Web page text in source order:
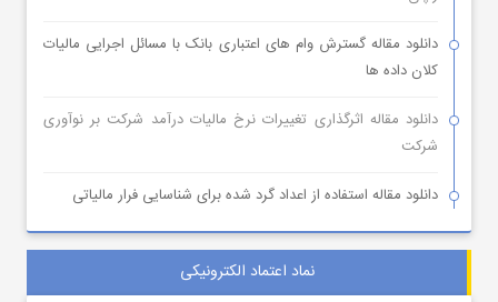
دانلود مقاله گسترش وام های اعتباری بانک با مسائل اجرایی مالیات
کلان داده ها
دانلود مقاله اثرگذاری تغییرات نرخ مالیات درآمد شرکت بر نوآوری
شرکت
دانلود مقاله استفاده از اعداد گرد شده برای شناسایی فرار مالیاتی
نماد اعتماد الکترونیکی